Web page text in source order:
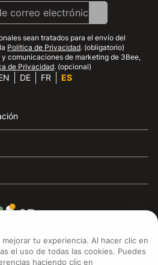
sean tratados para el envío del
Política de Privacidad. (obligatorio)
comunicaciones de marketing de 3Bee,
de Privacidad. (opcional)
DE FR ES
la sostenibilidad, la defensa de
y la biodiversidad
mejorar tu experiencia. Al hacer clic en
el uso de todas las cookies. Puedes
haciendo clic en